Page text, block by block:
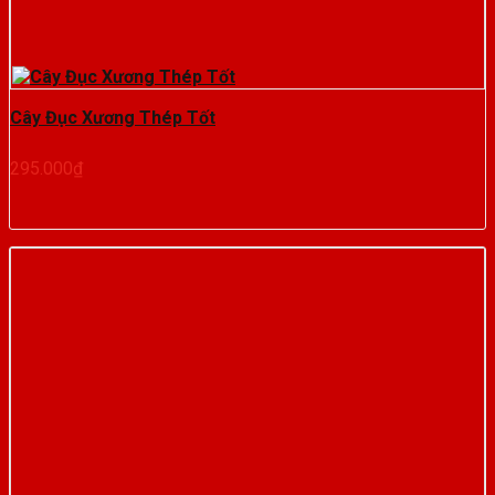
Cây Đục Xương Thép Tốt
295.000₫